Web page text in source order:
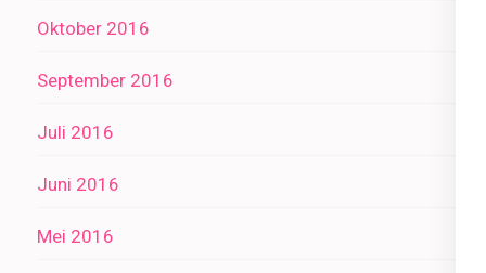
Oktober 2016
September 2016
Juli 2016
Juni 2016
Mei 2016